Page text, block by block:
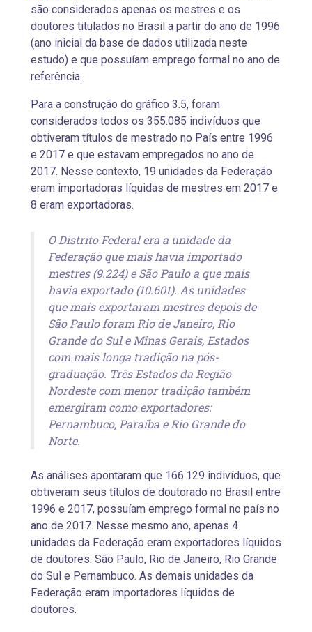
são considerados apenas os mestres e os
doutores titulados no Brasil a partir do ano de 1996
(ano inicial da base de dados utilizada neste
estudo) e que possuíam emprego formal no ano de
referência.
Para a construção do gráfico 3.5, foram
considerados todos os 355.085 indivíduos que
obtiveram títulos de mestrado no País entre 1996
e 2017 e que estavam empregados no ano de
2017. Nesse contexto, 19 unidades da Federação
eram importadoras líquidas de mestres em 2017 e
8 eram exportadoras.
O Distrito Federal era a unidade da
Federação que mais havia importado
mestres (9.224) e São Paulo a que mais
havia exportado (10.601). As unidades
que mais exportaram mestres depois de
São Paulo foram Rio de Janeiro, Rio
Grande do Sul e Minas Gerais, Estados
com mais longa tradição na pós-
graduação. Três Estados da Região
Nordeste com menor tradição também
emergiram como exportadores:
Pernambuco, Paraíba e Rio Grande do
Norte.
As análises apontaram que 166.129 indivíduos, que
obtiveram seus títulos de doutorado no Brasil entre
1996 e 2017, possuíam emprego formal no país no
ano de 2017. Nesse mesmo ano, apenas 4
unidades da Federação eram exportadores líquidos
de doutores: São Paulo, Rio de Janeiro, Rio Grande
do Sul e Pernambuco. As demais unidades da
Federação eram importadores líquidos de
doutores.